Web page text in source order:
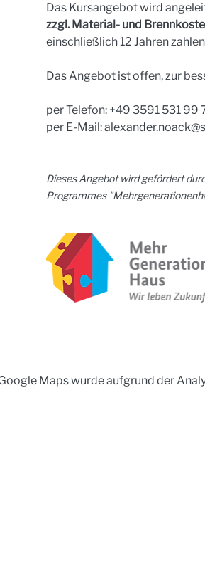
Das Kursangebot wird
zzgl. Material- und
einschließlich 12 Jahren
Das Angebot ist offen, zur
per Telefon: +49 3591 531 99
per E-Mail:
Dieses Angebot wird gefördert
Programmes
Maps wurde aufgrund der